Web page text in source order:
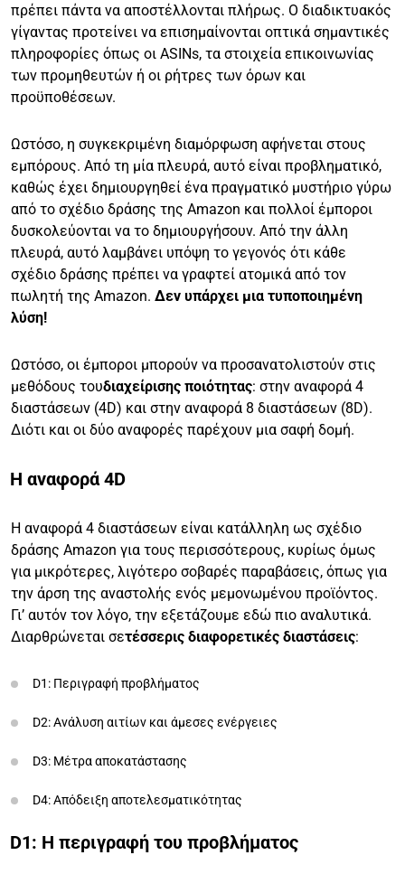
πρέπει πάντα να αποστέλλονται πλήρως. Ο διαδικτυακός
γίγαντας προτείνει να επισημαίνονται οπτικά σημαντικές
πληροφορίες όπως οι ASINs, τα στοιχεία επικοινωνίας
των προμηθευτών ή οι ρήτρες των όρων και
προϋποθέσεων.
Ωστόσο, η συγκεκριμένη διαμόρφωση αφήνεται στους
εμπόρους. Από τη μία πλευρά, αυτό είναι προβληματικό,
καθώς έχει δημιουργηθεί ένα πραγματικό μυστήριο γύρω
από το σχέδιο δράσης της Amazon και πολλοί έμποροι
δυσκολεύονται να το δημιουργήσουν. Από την άλλη
πλευρά, αυτό λαμβάνει υπόψη το γεγονός ότι κάθε
σχέδιο δράσης πρέπει να γραφτεί ατομικά από τον
πωλητή της Amazon. Δεν υπάρχει μια τυποποιημένη
λύση!
Ωστόσο, οι έμποροι μπορούν να προσανατολιστούν στις
μεθόδους τουδιαχείρισης ποιότητας: στην αναφορά 4
διαστάσεων (4D) και στην αναφορά 8 διαστάσεων (8D).
Διότι και οι δύο αναφορές παρέχουν μια σαφή δομή.
Η αναφορά 4D
Η αναφορά 4 διαστάσεων είναι κατάλληλη ως σχέδιο
δράσης Amazon για τους περισσότερους, κυρίως όμως
για μικρότερες, λιγότερο σοβαρές παραβάσεις, όπως για
την άρση της αναστολής ενός μεμονωμένου προϊόντος.
Γι’ αυτόν τον λόγο, την εξετάζουμε εδώ πιο αναλυτικά.
Διαρθρώνεται σετέσσερις διαφορετικές διαστάσεις:
D1: Περιγραφή προβλήματος
D2: Ανάλυση αιτίων και άμεσες ενέργειες
D3: Μέτρα αποκατάστασης
D4: Απόδειξη αποτελεσματικότητας
D1: Η περιγραφή του προβλήματος